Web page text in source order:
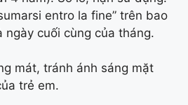
entro la fine” trên bao
ngày cuối cùng của tháng.
mát, tránh ánh sáng mặt
trẻ em.